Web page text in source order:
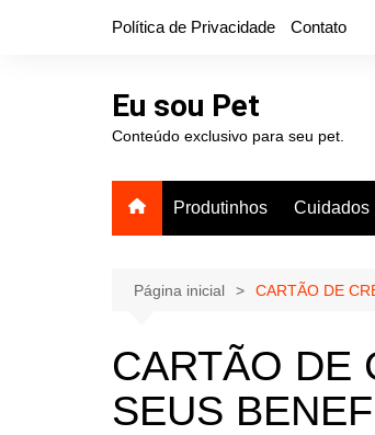
Política de Privacidade Contato
Eu sou Pet
Conteúdo exclusivo para seu pet.
Produtinhos Cuidados
Página inicial CARTÃO DE
CARTÃO DE
SEUS